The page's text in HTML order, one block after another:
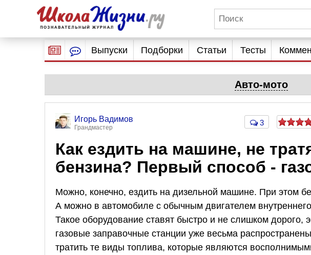
Выпуски Подборки Статьи Тесты
Авто-мото
Игорь Вадимов
Грандмастер
3
Как ездить на машине, не
бензина? Первый способ -
Можно, конечно, ездить на дизельной машине. При этом
А можно в автомобиле с обычным двигателем
Такое оборудование ставят быстро и не слишком дорого,
газовые заправочные станции уже весьма
тратить те виды топлива, которые являются